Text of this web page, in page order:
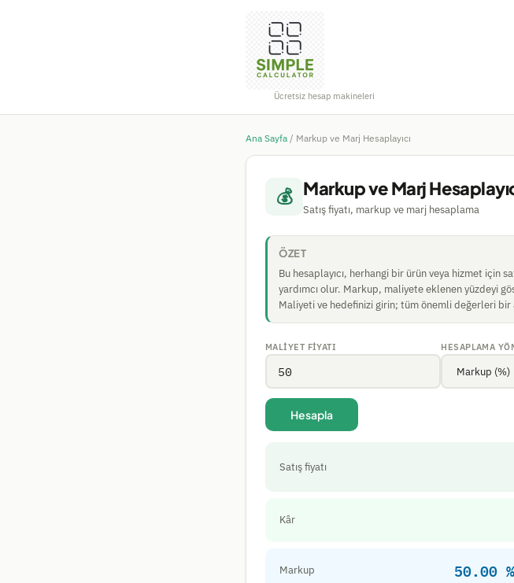
Ücretsiz hesap makineleri
Ana Sayfa / Markup ve Marj Hesaplayıcı
💰 Markup ve Marj
Satış fiyatı, markup ve marj hesaplama
ÖZET
Bu hesaplayıcı, herhangi bir ürün veya hizmet için
yardımcı olur. Markup, maliyete eklenen yüzdeyi
Maliyeti ve hedefinizi girin; tüm önemli değerleri bir
MALIYET FIYATI HESAPLAMA
Hesapla
Satış fiyatı
Kâr
Markup 50.00 %